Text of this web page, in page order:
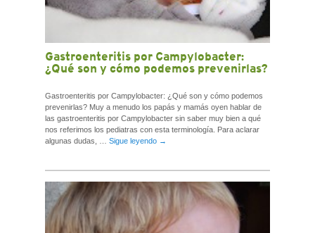
Gastroenteritis por Campylobacter:
¿Qué son y cómo podemos prevenirlas?
Gastroenteritis por Campylobacter: ¿Qué son y cómo podemos
prevenirlas? Muy a menudo los papás y mamás oyen hablar de
las gastroenteritis por Campylobacter sin saber muy bien a qué
nos referimos los pediatras con esta terminología. Para aclarar
algunas dudas, … Sigue leyendo →